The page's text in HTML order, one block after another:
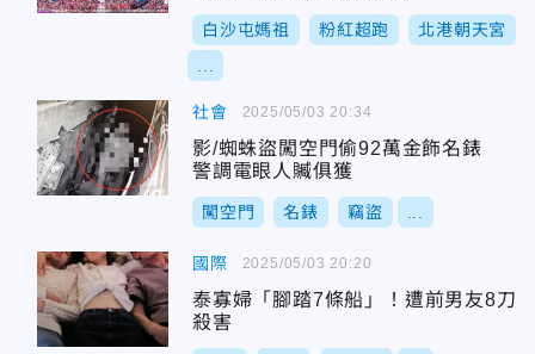
白沙屯媽祖 粉紅超跑 北港朝天宮
社會
影/蜘蛛盜闖空門偷92萬金飾名錶
警調電眼人贓俱獲
闖空門 名錶 竊盜
2025/05/03 20:34
國際
泰寡婦「腳踏7條船」！遭前男友8刀
殺害
2025/05/03 20:20